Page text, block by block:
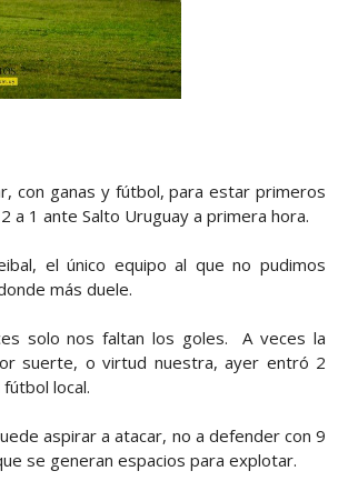
con ganas y fútbol, para estar primeros
a 1 ante Salto Uruguay a primera hora.
el único equipo al que no pudimos
más duele.
solo nos faltan los goles. A veces la
suerte, o virtud nuestra, ayer entró 2
local.
aspirar a atacar, no a defender con 9
se generan espacios para explotar.